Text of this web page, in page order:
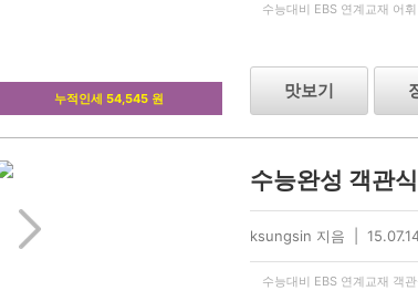
누적인세 54,545 원
수능대비 EBS 연계교재 어
맛보기
수능완성 객관
ksungsin 지음 |
수능대비 EBS 연계교재 객